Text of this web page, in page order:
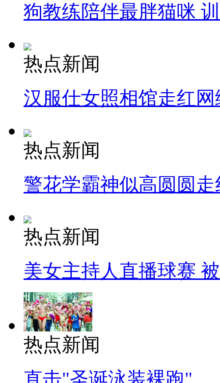
狗教练陪伴最胖猫咪
热点新闻
汉服仕女照相馆走红网
热点新闻
警花学霸神似高圆圆走
热点新闻
美女主持人直播球赛
热点新闻
直击"圣诞泳装裸跑"